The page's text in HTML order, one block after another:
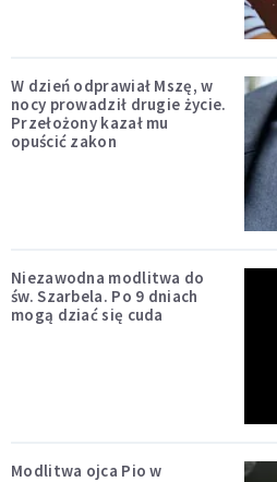
W dzień odprawiał Mszę, w
nocy prowadził drugie życie.
Przełożony kazał mu
opuścić zakon
Niezawodna modlitwa do
św. Szarbela. Po 9 dniach
mogą dziać się cuda
Modlitwa ojca Pio w